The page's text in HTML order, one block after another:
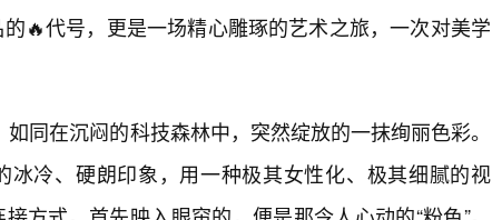
🔥代号，更是一场精心雕琢的艺术之旅，一次对美学
同在沉闷的科技森林中，突然绽放的一抹绚丽色彩。
冰冷、硬朗印象，用一种极其女性化、极其细腻的视